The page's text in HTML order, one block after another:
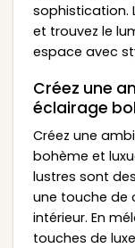
sophistication.
et trouvez le
espace avec
Créez une
éclairage
Créez une
bohème et
lustres sont
une touche de
intérieur. En
touches de